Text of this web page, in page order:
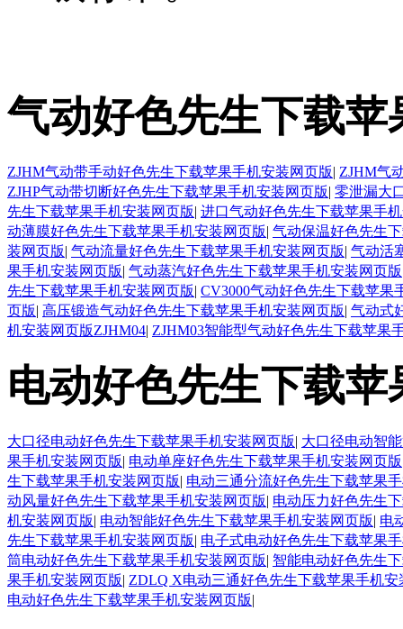
气动好色先生下载
ZJHM气动带手动好色先生下载苹果手机安装网页版| ZJHM气
ZJHP气动带切断好色先生下载苹果手机安装网页版| 零泄漏大
先生下载苹果手机安装网页版| 进口气动好色先生下载苹果手
动薄膜好色先生下载苹果手机安装网页版| 气动保温好色先生
装网页版| 气动流量好色先生下载苹果手机安装网页版| 气动活
果手机安装网页版| 气动蒸汽好色先生下载苹果手机安装网页版
先生下载苹果手机安装网页版| CV3000气动好色先生下载苹果
页版| 高压锻造气动好色先生下载苹果手机安装网页版| 气动式
机安装网页版ZJHM04| ZJHM03智能型气动好色先生下载苹果
电动好色先生下载
大口径电动好色先生下载苹果手机安装网页版| 大口径电动智
果手机安装网页版| 电动单座好色先生下载苹果手机安装网页版
生下载苹果手机安装网页版| 电动三通分流好色先生下载苹果
动风量好色先生下载苹果手机安装网页版| 电动压力好色先生
机安装网页版| 电动智能好色先生下载苹果手机安装网页版| 电
先生下载苹果手机安装网页版| 电子式电动好色先生下载苹果
筒电动好色先生下载苹果手机安装网页版| 智能电动好色先生
果手机安装网页版| ZDLQ X电动三通好色先生下载苹果手机安
电动好色先生下载苹果手机安装网页版|